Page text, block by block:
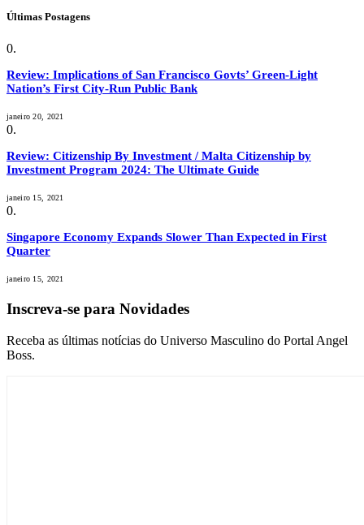
Últimas Postagens
Review: Implications of San Francisco Govts’ Green-Light
Nation’s First City-Run Public Bank
janeiro 20, 2021
Review: Citizenship By Investment / Malta Citizenship by
Investment Program 2024: The Ultimate Guide
janeiro 15, 2021
Singapore Economy Expands Slower Than Expected in First
Quarter
janeiro 15, 2021
Inscreva-se para Novidades
Receba as últimas notícias do Universo Masculino do Portal Angel
Boss.